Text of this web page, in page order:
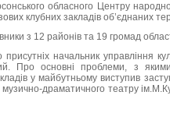
обласного Центру
клубних закладів об’єднаних
з 12 районів та 19 громад
начальник управління
Про основні проблеми, з
у майбутньому виступив
музично-драматичного театру